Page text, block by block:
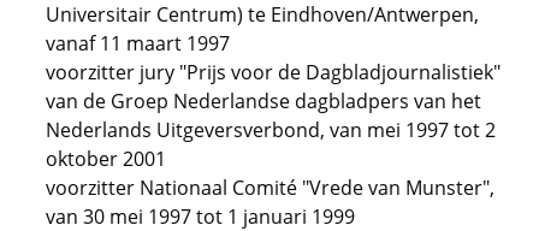
Universitair Centrum) te Eindhoven/Antwerpen,
vanaf 11 maart 1997
voorzitter jury "Prijs voor de Dagbladjournalistiek"
van de Groep Nederlandse dagbladpers van het
Nederlands Uitgeversverbond, van mei 1997 tot 2
oktober 2001
voorzitter Nationaal Comité "Vrede van Munster",
van 30 mei 1997 tot 1 januari 1999